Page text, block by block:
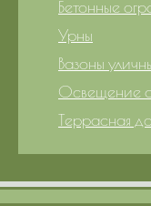
Бетонные
Урны
Вазоны
Освещение
Террасная